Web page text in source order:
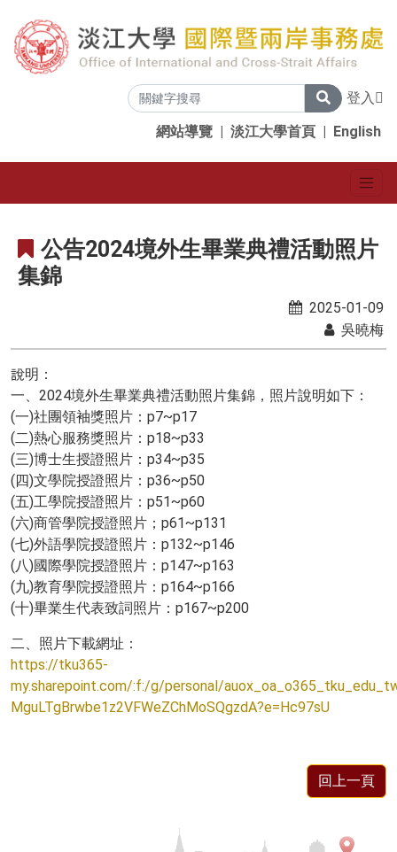
登入
網站導覽 | 淡江大學首頁 | English
公告2024境外生畢業典禮活動照片
集錦
2025-01-09
吳曉梅
說明：
一、2024境外生畢業典禮活動照片集錦，照片說明如下：
(一)社團領袖獎照片：p7~p17
(二)熱心服務獎照片：p18~p33
(三)博士生授證照片：p34~p35
(四)文學院授證照片：p36~p50
(五)工學院授證照片：p51~p60
(六)商管學院授證照片；p61~p131
(七)外語學院授證照片：p132~p146
(八)國際學院授證照片：p147~p163
(九)教育學院授證照片：p164~p166
(十)畢業生代表致詞照片：p167~p200
二、照片下載網址：
https://tku365-
my.sharepoint.com/:f:/g/personal/
MguLTgBrwbe1z2VFWeZChMoSQgzdA?e=Hc97sU
回上一頁